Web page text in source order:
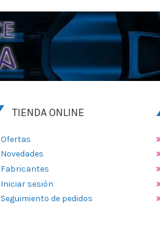
TIENDA ONLINE
Ofertas
Novedades
Fabricantes
Iniciar sesión
Seguimiento de pedidos